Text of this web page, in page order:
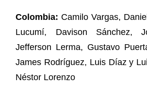
Colombia: Camilo Vargas,
Lucumí, Davison Sánchez,
Jefferson Lerma, Gustavo
James Rodríguez, Luis Díaz y
Néstor Lorenzo